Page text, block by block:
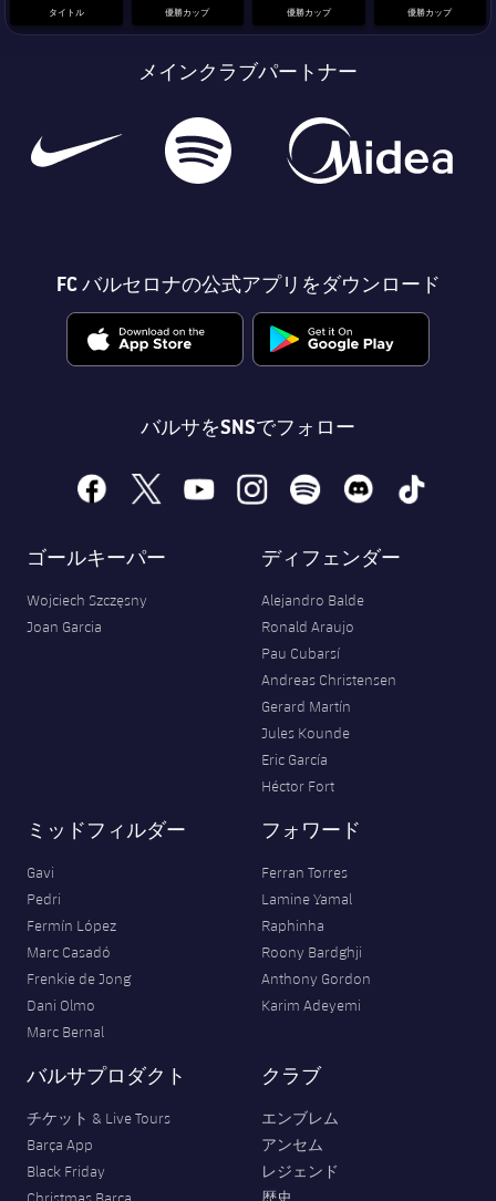
タイトル 優勝カップ 優勝カップ 優勝カップ
メインクラブパートナー
FC バルセロナの公式アプリをダウンロード
バルサをSNSでフォロー
facebook
x youtubeinstagramspotify discord tiktok
ゴールキーパー
Wojciech Szczęsny
Joan Garcia
ディフェンダー
Alejandro Balde
Ronald Araujo
Pau Cubarsí
Andreas Christensen
Gerard Martín
Jules Kounde
Eric García
Héctor Fort
ミッドフィルダー
Gavi
Pedri
Fermín López
Marc Casadó
Frenkie de Jong
Dani Olmo
Marc Bernal
フォワード
Ferran Torres
Lamine Yamal
Raphinha
Roony Bardghji
Anthony Gordon
Karim Adeyemi
バルサプロダクト
チケット & Live Tours
Barça App
Black Friday
クラブ
エンブレム
アンセム
レジェンド